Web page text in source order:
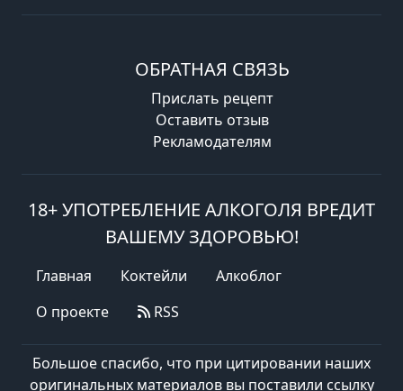
ОБРАТНАЯ СВЯЗЬ
Прислать рецепт
Оставить отзыв
Рекламодателям
18+ УПОТРЕБЛЕНИЕ АЛКОГОЛЯ ВРЕДИТ
ВАШЕМУ ЗДОРОВЬЮ!
Главная Коктейли
Алкоблог
О проекте
RSS
Большое спасибо, что при цитировании наших
оригинальных материалов вы поставили ссылку